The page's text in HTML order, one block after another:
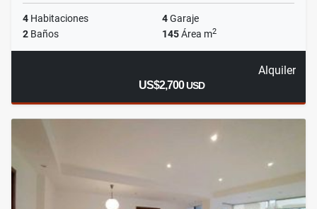
4 Habitaciones 4Garaje
2 Baños 145Área m2
Alquiler
US$2,700USD